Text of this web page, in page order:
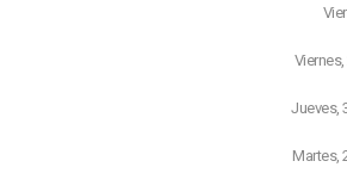
Jueves,
Martes,